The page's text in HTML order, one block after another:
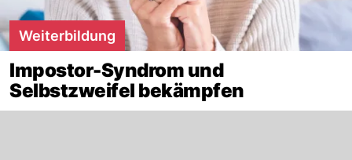
Weiterbildung
Impostor-Syndrom und
Selbstzweifel bekämpfen